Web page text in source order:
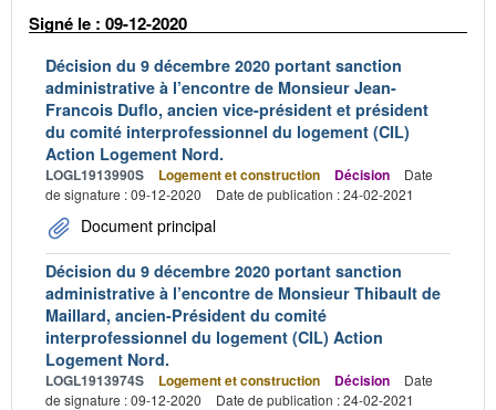
Signé le : 09-12-2020
Décision du 9 décembre 2020 portant sanction
administrative à l’encontre de Monsieur Jean-
Francois Duflo, ancien vice-président et président
du comité interprofessionnel du logement (CIL)
Action Logement Nord.
LOGL1913990S Logement et construction Décision
Date
de signature : 09-12-2020
Date de publication : 24-02-2021
Document principal
Décision du 9 décembre 2020 portant sanction
administrative à l’encontre de Monsieur Thibault de
Maillard, ancien-Président du comité
interprofessionnel du logement (CIL) Action
Logement Nord.
LOGL1913974S Logement et construction Décision
Date
de signature : 09-12-2020
Date de publication : 24-02-2021